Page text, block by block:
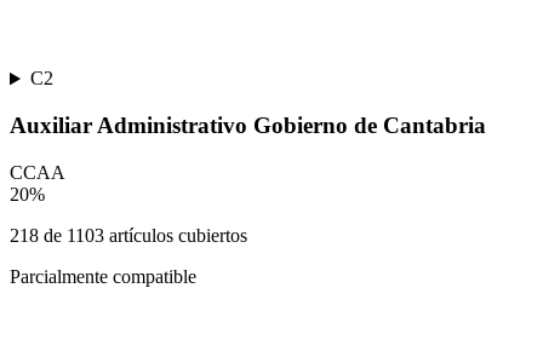
C2
Auxiliar Administrativo Gobierno de Cantabria
CCAA
20%
218 de 1103 artículos cubiertos
Parcialmente compatible